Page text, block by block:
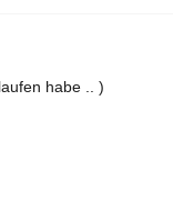
habe .. )